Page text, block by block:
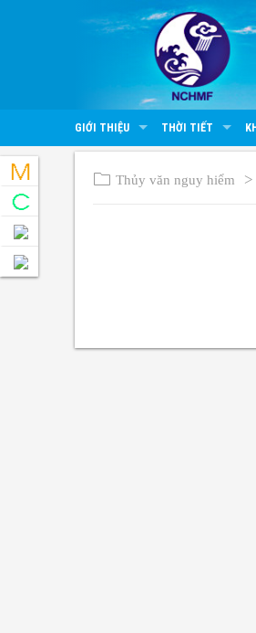
GIỚI THIỆU THỜI TIẾT
Thủy văn nguy hiểm